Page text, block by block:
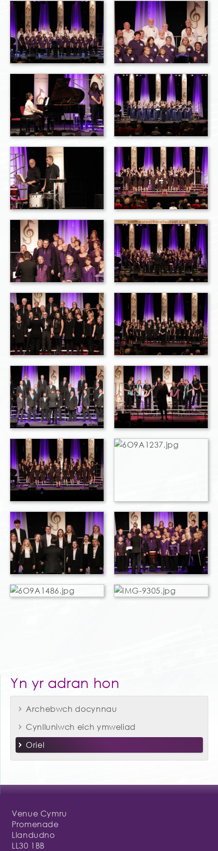
Yn yr adran hon
Archebwch docynnau
Cynlluniwch eich ymweliad
Oriel
Venue Cymru
Promenade
Llandudno
LL30 1BB